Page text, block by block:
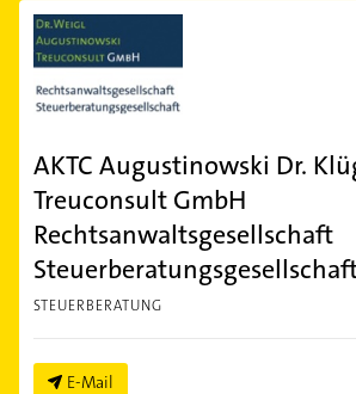
AKTC Augustinowski Dr.
Treuconsult GmbH
Rechtsanwaltsgesellschaft
STEUERBERATUNG
E-Mail